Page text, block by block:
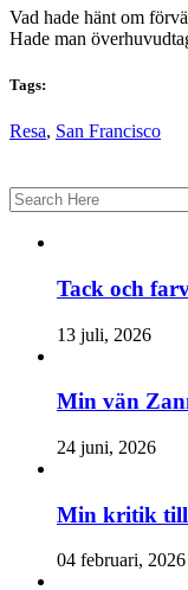
Vad hade hänt om
Hade man
Tags:
Resa, San Francisco
Search
for:
Tack och
13 juli, 2026
Min vän
24 juni, 2026
Min kritik till
04 februari, 2026